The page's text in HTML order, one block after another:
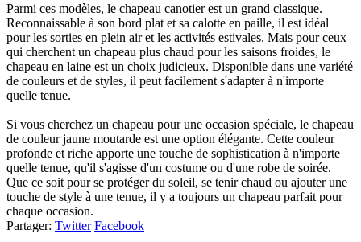
Parmi ces modèles, le chapeau canotier est un grand classique.
Reconnaissable à son bord plat et sa calotte en paille, il est idéal
pour les sorties en plein air et les activités estivales. Mais pour ceux
qui cherchent un chapeau plus chaud pour les saisons froides, le
chapeau en laine est un choix judicieux. Disponible dans une variété
de couleurs et de styles, il peut facilement s'adapter à n'importe
quelle tenue.
Si vous cherchez un chapeau pour une occasion spéciale, le chapeau
de couleur jaune moutarde est une option élégante. Cette couleur
profonde et riche apporte une touche de sophistication à n'importe
quelle tenue, qu'il s'agisse d'un costume ou d'une robe de soirée.
Que ce soit pour se protéger du soleil, se tenir chaud ou ajouter une
touche de style à une tenue, il y a toujours un chapeau parfait pour
chaque occasion.
Partager: Twitter Facebook